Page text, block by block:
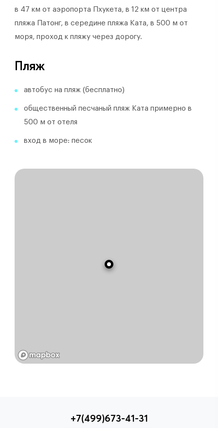
в 47 км от аэропорта Пхукета, в 12 км от центра
пляжа Патонг, в середине пляжа Ката, в 500 м от
моря, проход к пляжу через дорогу.
Пляж
автобус на пляж (бесплатно)
общественный песчаный пляж Ката примерно в
500 м от отеля
вход в море: песок
+7(499)673-41-31